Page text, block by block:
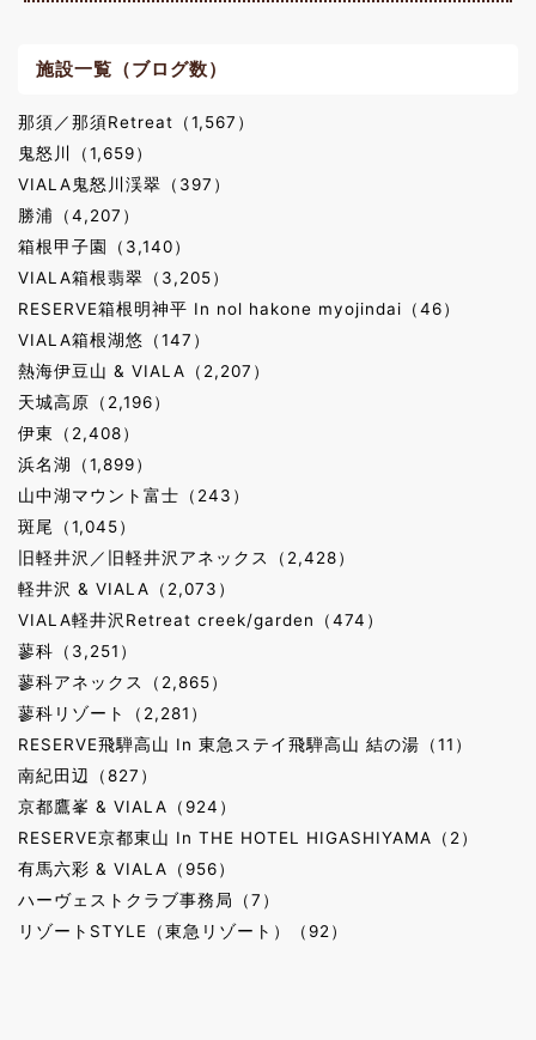
施設一覧（ブログ数）
那須／那須Retreat（1,567）
鬼怒川（1,659）
VIALA鬼怒川渓翠（397）
勝浦（4,207）
箱根甲子園（3,140）
VIALA箱根翡翠（3,205）
RESERVE箱根明神平 In nol hakone myojindai（46）
VIALA箱根湖悠（147）
熱海伊豆山 & VIALA（2,207）
天城高原（2,196）
伊東（2,408）
浜名湖（1,899）
山中湖マウント富士（243）
斑尾（1,045）
旧軽井沢／旧軽井沢アネックス（2,428）
軽井沢 & VIALA（2,073）
VIALA軽井沢Retreat creek/garden（474）
蓼科（3,251）
蓼科アネックス（2,865）
蓼科リゾート（2,281）
RESERVE飛騨高山 In 東急ステイ飛騨高山 結の湯（11）
南紀田辺（827）
京都鷹峯 & VIALA（924）
RESERVE京都東山 In THE HOTEL HIGASHIYAMA（2）
有馬六彩 & VIALA（956）
ハーヴェストクラブ事務局（7）
リゾートSTYLE（東急リゾート）（92）